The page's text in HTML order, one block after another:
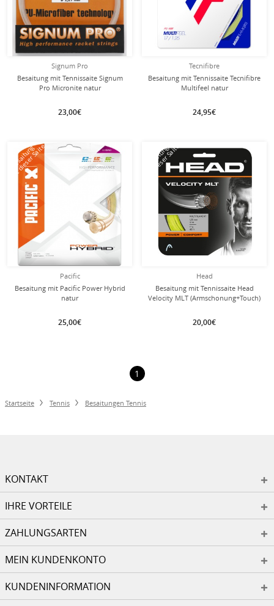
Signum Pro
Besaitung mit Tennissaite Signum
Pro Micronite natur
23,00€
Tecnifibre
Besaitung mit Tennissaite Tecnifibre
Multifeel natur
24,95€
Pacific
Besaitung mit Pacific Power Hybrid
natur
25,00€
Besaitung
mit dieser Saite
Head
Besaitung mit Tennissaite Head
Velocity MLT (Armschonung+Touch)
20,00€
Besaitung
mit dieser Saite
1
Startseite Tennis Besaitungen Tennis
KONTAKT
IHRE VORTEILE
ZAHLUNGSARTEN
MEIN KUNDENKONTO
KUNDENINFORMATION